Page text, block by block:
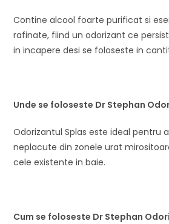
Contine alcool foarte purificat si
rafinate, fiind un odorizant ce
in incapere desi se foloseste in
Unde se foloseste Dr Stephan
Odorizantul Splas este ideal pentru
neplacute din zonele urat
cele existente in baie.
Cum se foloseste Dr Stephan